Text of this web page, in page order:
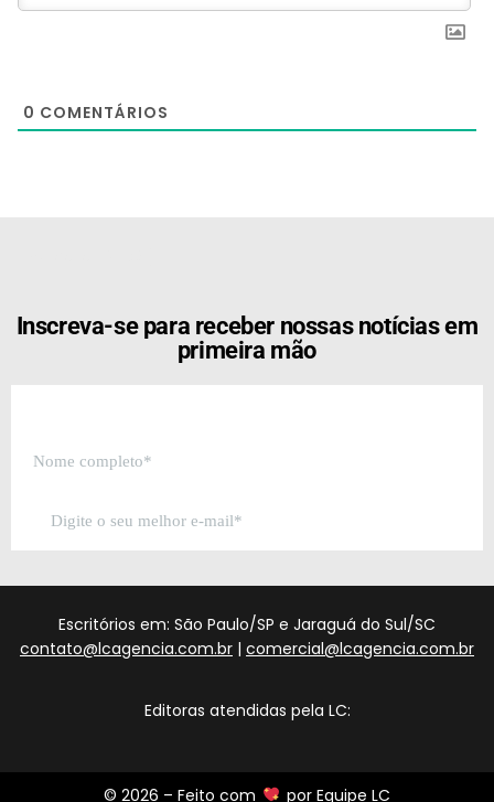
0 COMENTÁRIOS
Inscreva-se para receber nossas notícias em
primeira mão
Escritórios em: São Paulo/SP e Jaraguá do Sul/SC
contato@lcagencia.com.br | comercial@lcagencia.com.br
Editoras atendidas pela LC:
© 2026 – Feito com por Equipe LC